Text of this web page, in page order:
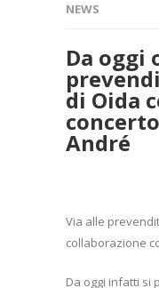
NEWS
Da oggi
di Oida
André
Via alle
collaborazione
Da oggi infatti si